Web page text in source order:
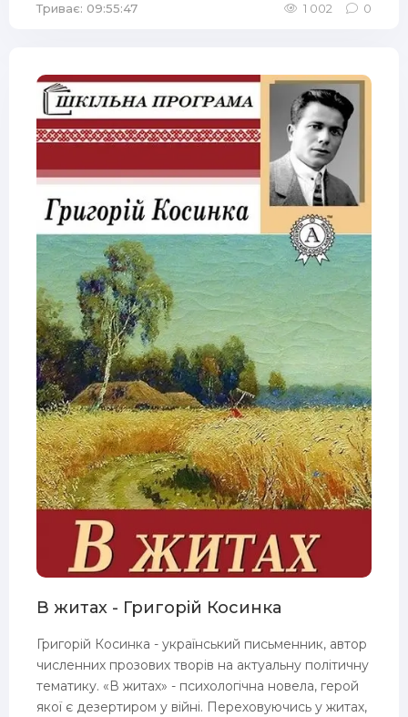
Триває: 09:55:47 1 002 0
В житах - Григорій Косинка
Григорій Косинка - український письменник, автор
численних прозових творів на актуальну політичну
тематику. «В житах» - психологічна новела, герой
якої є дезертиром у війні. Переховуючись у житах,